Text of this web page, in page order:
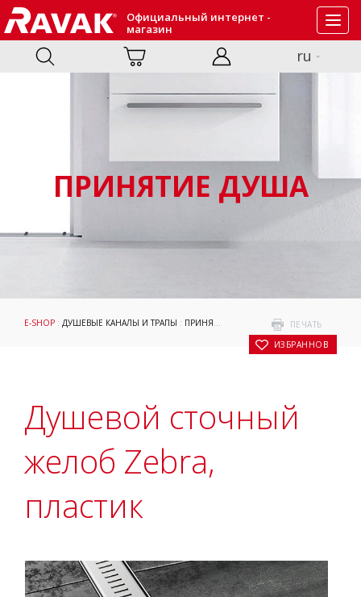
Официальный интернет -
магазин
ru
ПРИНЯТИЕ ДУША
ПЕЧАТЬ
В ИЗБРАННОЕ
E-SHOP : ДУШЕВЫЕ КАНАЛЫ И ТРАПЫ : ПРИНЯТИЕ ДУША : ДУШЕВОЙ СТОЧНЫЙ
Душевой сточный
желоб Zebra,
пластик